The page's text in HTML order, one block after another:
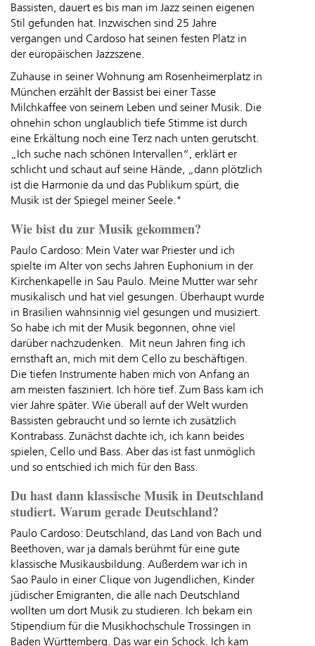
Bassisten, dauert es bis man im Jazz seinen eigenen
Stil gefunden hat. Inzwischen sind 25 Jahre
vergangen und Cardoso hat seinen festen Platz in
der europäischen Jazzszene.
Zuhause in seiner Wohnung am Rosenheimerplatz in
München erzählt der Bassist bei einer Tasse
Milchkaffee von seinem Leben und seiner Musik. Die
ohnehin schon unglaublich tiefe Stimme ist durch
eine Erkältung noch eine Terz nach unten gerutscht.
„Ich suche nach schönen Intervallen“, erklärt er
schlicht und schaut auf seine Hände, „dann plötzlich
ist die Harmonie da und das Publikum spürt, die
Musik ist der Spiegel meiner Seele."
Wie bist du zur Musik gekommen?
Paulo Cardoso: Mein Vater war Priester und ich
spielte im Alter von sechs Jahren Euphonium in der
Kirchenkapelle in Sau Paulo. Meine Mutter war sehr
musikalisch und hat viel gesungen. Überhaupt wurde
in Brasilien wahnsinnig viel gesungen und musiziert.
So habe ich mit der Musik begonnen, ohne viel
darüber nachzudenken. Mit neun Jahren fing ich
ernsthaft an, mich mit dem Cello zu beschäftigen.
Die tiefen Instrumente haben mich von Anfang an
am meisten fasziniert. Ich höre tief. Zum Bass kam ich
vier Jahre später. Wie überall auf der Welt wurden
Bassisten gebraucht und so lernte ich zusätzlich
Kontrabass. Zunächst dachte ich, ich kann beides
spielen, Cello und Bass. Aber das ist fast unmöglich
und so entschied ich mich für den Bass.
Du hast dann klassische Musik in Deutschland
studiert. Warum gerade Deutschland?
Paulo Cardoso: Deutschland, das Land von Bach und
Beethoven, war ja damals berühmt für eine gute
klassische Musikausbildung. Außerdem war ich in
Sao Paulo in einer Clique von Jugendlichen, Kinder
jüdischer Emigranten, die alle nach Deutschland
wollten um dort Musik zu studieren. Ich bekam ein
Stipendium für die Musikhochschule Trossingen in
Baden Württemberg. Das war ein Schock. Ich kam